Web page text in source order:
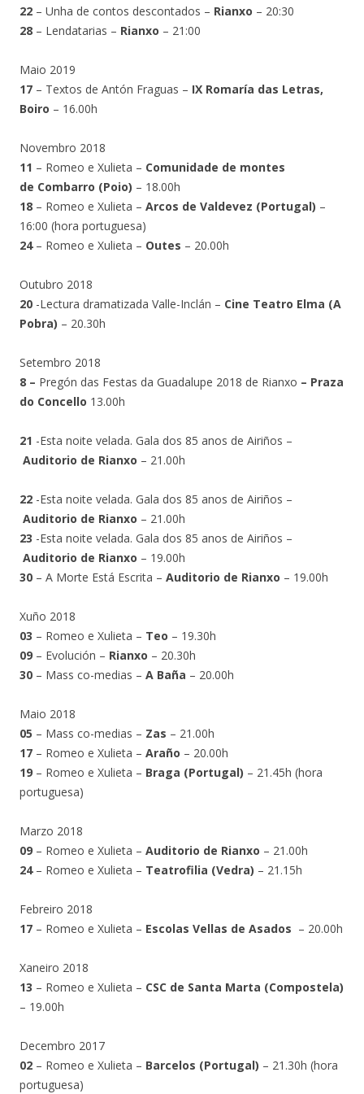
22 – Unha de contos descontados – Rianxo – 20:30
28 – Lendatarias – Rianxo – 21:00
Maio 2019
17 – Textos de Antón Fraguas – IX Romaría das Letras,
Boiro – 16.00h
Novembro 2018
11 – Romeo e Xulieta – Comunidade de montes
de Combarro (Poio) – 18.00h
18 – Romeo e Xulieta – Arcos de Valdevez (Portugal) –
16:00 (hora portuguesa)
24– Romeo e Xulieta – Outes – 20.00h
Outubro 2018
20 -Lectura dramatizada Valle-Inclán – Cine Teatro Elma (A
Pobra) – 20.30h
Setembro 2018
8 – Pregón das Festas da Guadalupe 2018 de Rianxo – Praza
do Concello 13.00h
21 -Esta noite velada. Gala dos 85 anos de Airiños –
Auditorio de Rianxo – 21.00h
22 -Esta noite velada. Gala dos 85 anos de Airiños –
Auditorio de Rianxo – 21.00h
23 -Esta noite velada. Gala dos 85 anos de Airiños –
Auditorio de Rianxo – 19.00h
30 – A Morte Está Escrita – Auditorio de Rianxo – 19.00h
Xuño 2018
03 – Romeo e Xulieta – Teo – 19.30h
09 – Evolución – Rianxo – 20.30h
30 – Mass co-medias – A Baña – 20.00h
Maio 2018
05 – Mass co-medias – Zas – 21.00h
17 – Romeo e Xulieta – Araño – 20.00h
19 – Romeo e Xulieta – Braga (Portugal) – 21.45h (hora
portuguesa)
Marzo 2018
09 – Romeo e Xulieta – Auditorio de Rianxo – 21.00h
24– Romeo e Xulieta – Teatrofilia (Vedra) – 21.15h
Febreiro 2018
17 – Romeo e Xulieta – Escolas Vellas de Asados – 20.00h
Xaneiro 2018
13 – Romeo e Xulieta – CSC de Santa Marta (Compostela)
– 19.00h
Decembro 2017
02 – Romeo e Xulieta – Barcelos (Portugal) – 21.30h (hora
portuguesa)